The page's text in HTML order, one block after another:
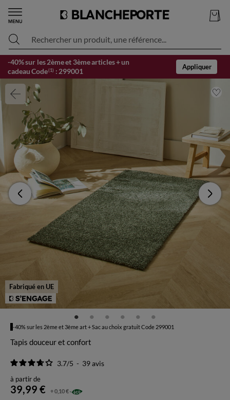
Rechercher un produit, une référence...
-40% sur les 2ème et 3ème articles + un
cadeau Code(1) : 299001
Appliquer
Fabriqué en UE
-40% sur les 2ème et 3ème art + Sac au choix gratuit Code 299001
Tapis douceur et confort
3.7/5 - 39avis
à partir de
39,99 € + 0,10 €